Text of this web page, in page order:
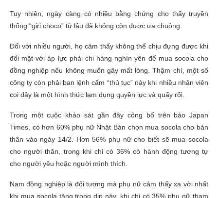
Tuy nhiên, ngày càng có nhiều bằng chứng cho thấy truyền
thống “giri choco” từ lâu đã không còn được ưa chuộng.
Đối với nhiều người, họ cảm thấy không thể chịu đựng được khi
đối mặt với áp lực phải chi hàng nghìn yên để mua socola cho
đồng nghiệp nếu không muốn gây mất lòng. Thậm chí, một số
công ty còn phải ban lệnh cấm “thủ tục” này khi nhiều nhân viên
coi đây là một hình thức lạm dụng quyền lực và quấy rối.
Trong một cuộc khảo sát gần đây công bố trên báo Japan
Times, có hơn 60% phụ nữ Nhật Bản chọn mua socola cho bản
thân vào ngày 14/2. Hơn 56% phụ nữ cho biết sẽ mua socola
cho người thân, trong khi chỉ có 36% có hành động tương tự
cho người yêu hoặc người mình thích.
Nam đồng nghiệp là đối tượng mà phụ nữ cảm thấy xa vời nhất
khi mua socola tặng trong dịp này, khi chỉ có 35% phụ nữ tham